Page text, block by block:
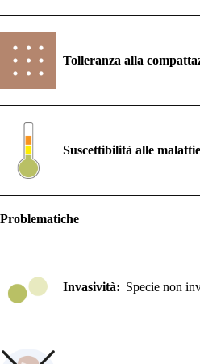
Tolleranza alla
Suscettibilità alle
Problematiche
Invasività: Specie non